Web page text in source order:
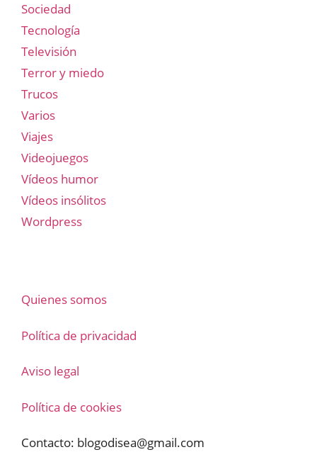
Sociedad
Tecnología
Televisión
Terror y miedo
Trucos
Varios
Viajes
Videojuegos
Vídeos humor
Vídeos insólitos
Wordpress
Quienes somos
Política de privacidad
Aviso legal
Política de cookies
Contacto: blogodisea@gmail.com